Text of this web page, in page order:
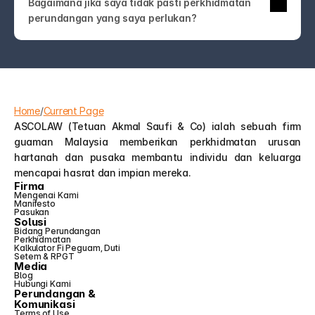
Bagaimana jika saya tidak pasti perkhidmatan
perundangan yang saya perlukan?
undang-undang! Hubungi kami sahaja. Pasukan
ASCOLAW akan membimbing anda ke
Home/Current Page
ASCOLAW (Tetuan Akmal Saufi & Co) ialah sebuah firm
guaman Malaysia memberikan perkhidmatan urusan
hartanah dan pusaka membantu individu dan keluarga
mencapai hasrat dan impian mereka.
Firma
Mengenai Kami
Manifesto
Pasukan
Solusi
Bidang Perundangan
Perkhidmatan
Kalkulator Fi Peguam, Duti
Setem & RPGT
Media
Blog
Hubungi Kami
Perundangan &
Komunikasi